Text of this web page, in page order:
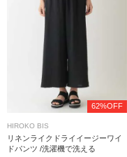
62%OFF
HIROKO BIS
リネンライクドライイージーワイ
ドパンツ /洗濯機で洗える